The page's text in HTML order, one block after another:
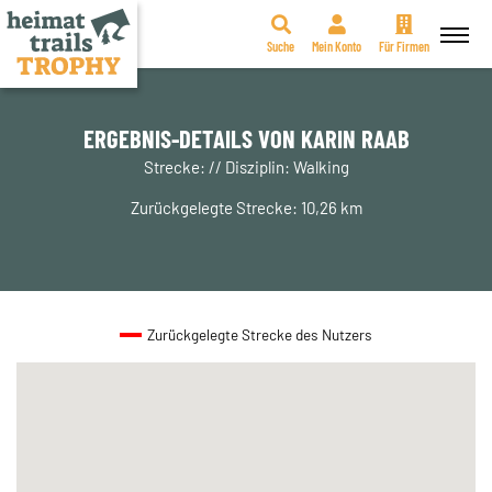
Zum
Suche Mein Konto Für Firmen
ERGEBNIS-DETAILS VON KARIN RAAB
Strecke: // Disziplin: Walking
Zurückgelegte Strecke: 10,26 km
Zurückgelegte Strecke des Nutzers